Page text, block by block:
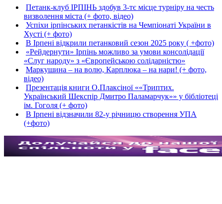
Петанк-клуб ІРПІНЬ здобув 3-тє місце турніру на честь
визволення міста (+ фото, відео)
Успіхи ірпінських петанкістів на Чемпіонаті України в
Хусті (+ фото)
В Ірпені відкрили петанковий сезон 2025 року ( +фото)
«Рейдернути» Ірпінь можливо за умови консолідації
«Слуг народу» з «Європейською солідарністю»
Маркушина – на волю, Карплюка – на нари! (+ фото,
відео)
Презентація книги О.Плаксіної ««Триптих.
Український Шекспір Дмитро Паламарчук»» у бібліотеці
ім. Гоголя (+ фото)
В Ірпені відзначили 82-у річницю створення УПА
(+фото)